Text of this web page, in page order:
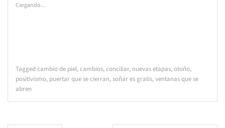
Cargando...
Tagged cambio de piel,cambios,conciliar, nuevas etapas,otoño,
positivismo, puertar que se cierran,soñar es gratis,ventanas que se
abren